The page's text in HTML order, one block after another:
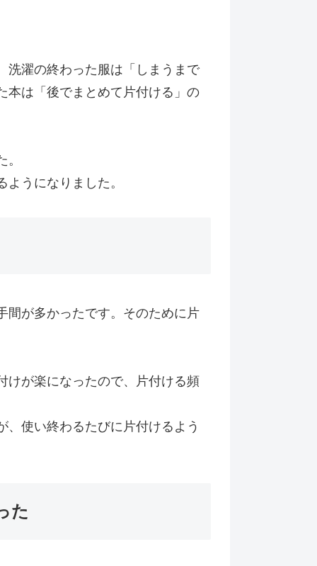
洗濯の終わった服は「しまうまで
本は「後でまとめて片付ける」の
うになりました。
間が多かったです。そのために片
けが楽になったので、片付ける頻
使い終わるたびに片付けるよう
た